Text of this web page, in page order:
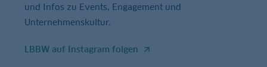
und Infos zu Events, Engagement und
Unternehmenskultur.
LBBW auf Instagram folgen